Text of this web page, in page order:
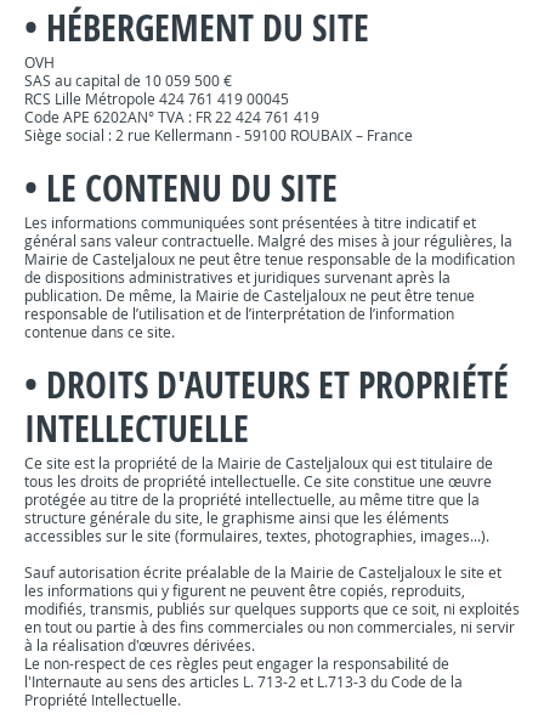
• HÉBERGEMENT DU SITE
OVH
SAS au capital de 10 059 500 €
RCS Lille Métropole 424 761 419 00045
Code APE 6202AN° TVA : FR 22 424 761 419
Siège social : 2 rue Kellermann - 59100 ROUBAIX – France
• LE CONTENU DU SITE
Les informations communiquées sont présentées à titre indicatif et
général sans valeur contractuelle. Malgré des mises à jour régulières, la
Mairie de Casteljaloux ne peut être tenue responsable de la modification
de dispositions administratives et juridiques survenant après la
publication. De même, la Mairie de Casteljaloux ne peut être tenue
responsable de l’utilisation et de l’interprétation de l’information
contenue dans ce site.
• DROITS D'AUTEURS ET PROPRIÉTÉ
INTELLECTUELLE
Ce site est la propriété de la Mairie de Casteljaloux qui est titulaire de
tous les droits de propriété intellectuelle. Ce site constitue une œuvre
protégée au titre de la propriété intellectuelle, au même titre que la
structure générale du site, le graphisme ainsi que les éléments
accessibles sur le site (formulaires, textes, photographies, images...).
Sauf autorisation écrite préalable de la Mairie de Casteljaloux le site et
les informations qui y figurent ne peuvent être copiés, reproduits,
modifiés, transmis, publiés sur quelques supports que ce soit, ni exploités
en tout ou partie à des fins commerciales ou non commerciales, ni servir
à la réalisation d'œuvres dérivées.
Le non-respect de ces règles peut engager la responsabilité de
l'Internaute au sens des articles L. 713-2 et L.713-3 du Code de la
Propriété Intellectuelle.